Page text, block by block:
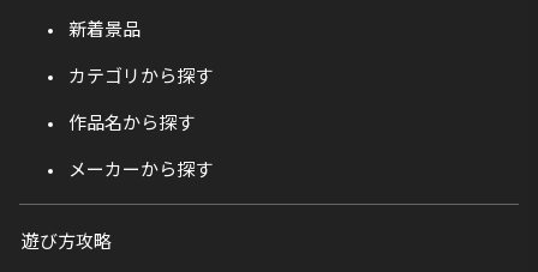
新着景品
カテゴリから探す
作品名から探す
メーカーから探す
遊び方攻略